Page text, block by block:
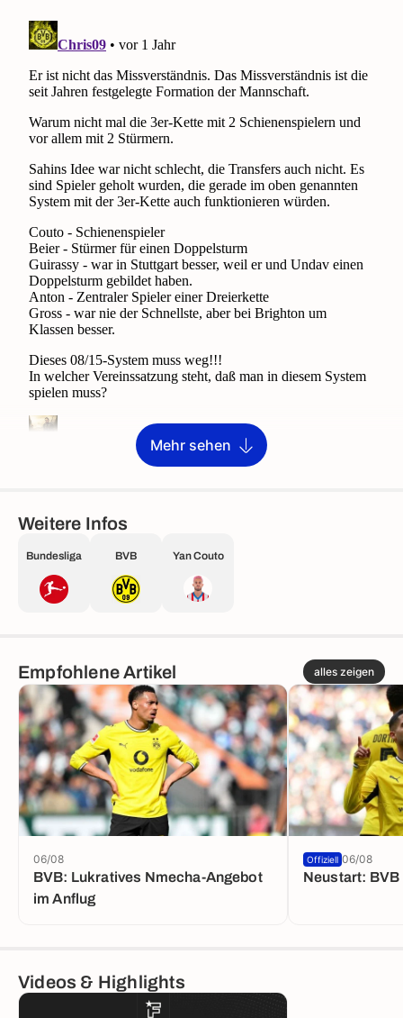
Mehr sehen
Weitere Infos
Bundesliga BVB Yan Couto
Empfohlene Artikel alles zeigen
BVB: Lukratives Nmecha-Angebot
im Anflug
06/08
Neustart:
Offiziell 06/08
Videos & Highlights